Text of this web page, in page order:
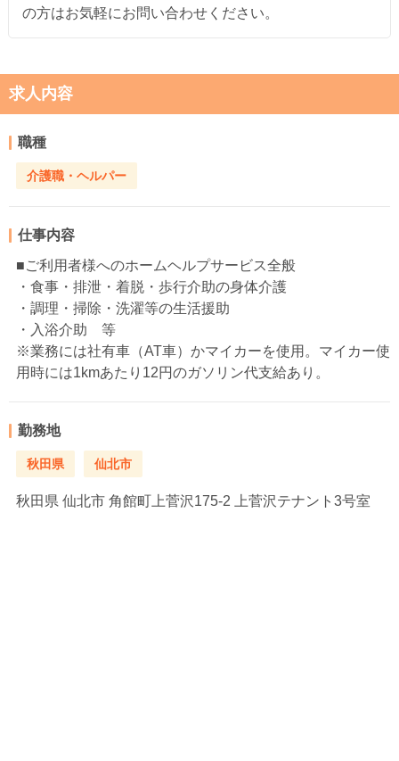
の方はお気軽にお問い合わせください。
求人内容
職種
介護職・ヘルパー
仕事内容
■ご利用者様へのホームヘルプサービス全般
・食事・排泄・着脱・歩行介助の身体介護
・調理・掃除・洗濯等の生活援助
・入浴介助 等
※業務には社有車（AT車）かマイカーを使用。マイカー使
用時には1kmあたり12円のガソリン代支給あり。
勤務地
秋田県 仙北市
秋田県 仙北市 角館町上菅沢175-2 上菅沢テナント3号室